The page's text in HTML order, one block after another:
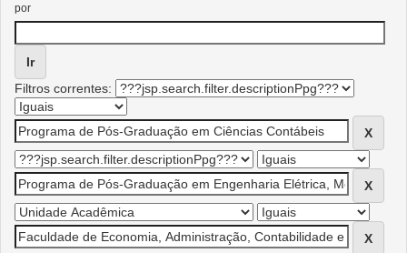
por
Filtros correntes: